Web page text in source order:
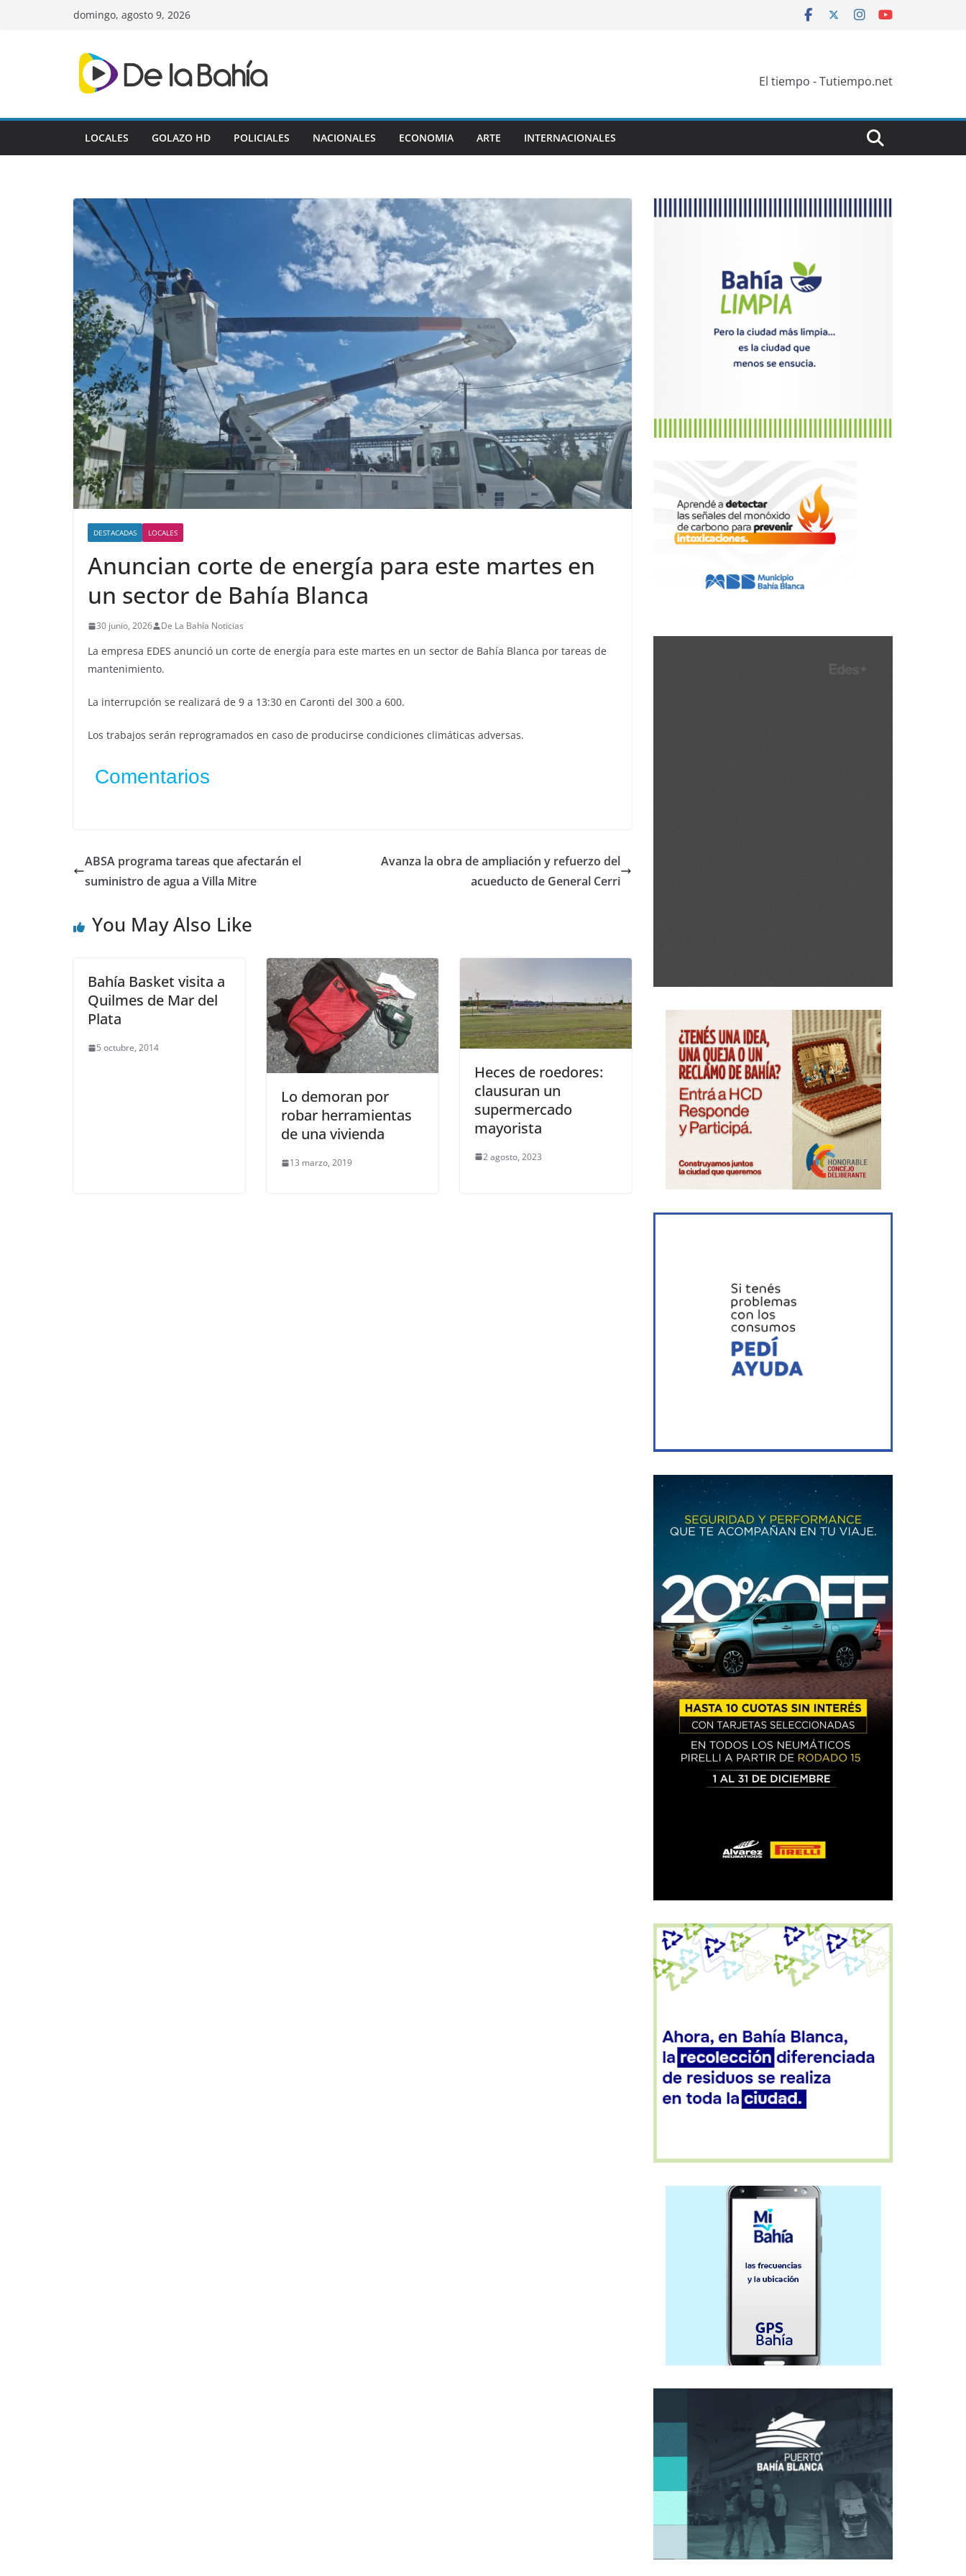
domingo, agosto 9, 2026
El tiempo - Tutiempo.net
LOCALES GOLAZO HD POLICIALES NACIONALES ECONOMIA ARTE INTERNACIONALES
DESTACADAS LOCALES
Anuncian corte de energía para este martes en
un sector de Bahía Blanca
30 junio, 2026 De La Bahía Noticias
La empresa EDES anunció un corte de energía para este martes en un sector de Bahía Blanca por tareas de
mantenimiento.
La interrupción se realizará de 9 a 13:30 en Caronti del 300 a 600.
Los trabajos serán reprogramados en caso de producirse condiciones climáticas adversas.
Comentarios
ABSA programa tareas que afectarán el
suministro de agua a Villa Mitre
Avanza la obra de ampliación y refuerzo del
acueducto de General Cerri
You May Also Like
Bahía Basket visita a
Quilmes de Mar del
Plata
5 octubre, 2014
Lo demoran por
robar herramientas
de una vivienda
13 marzo, 2019
Heces de roedores:
clausuran un
supermercado
mayorista
2 agosto, 2023